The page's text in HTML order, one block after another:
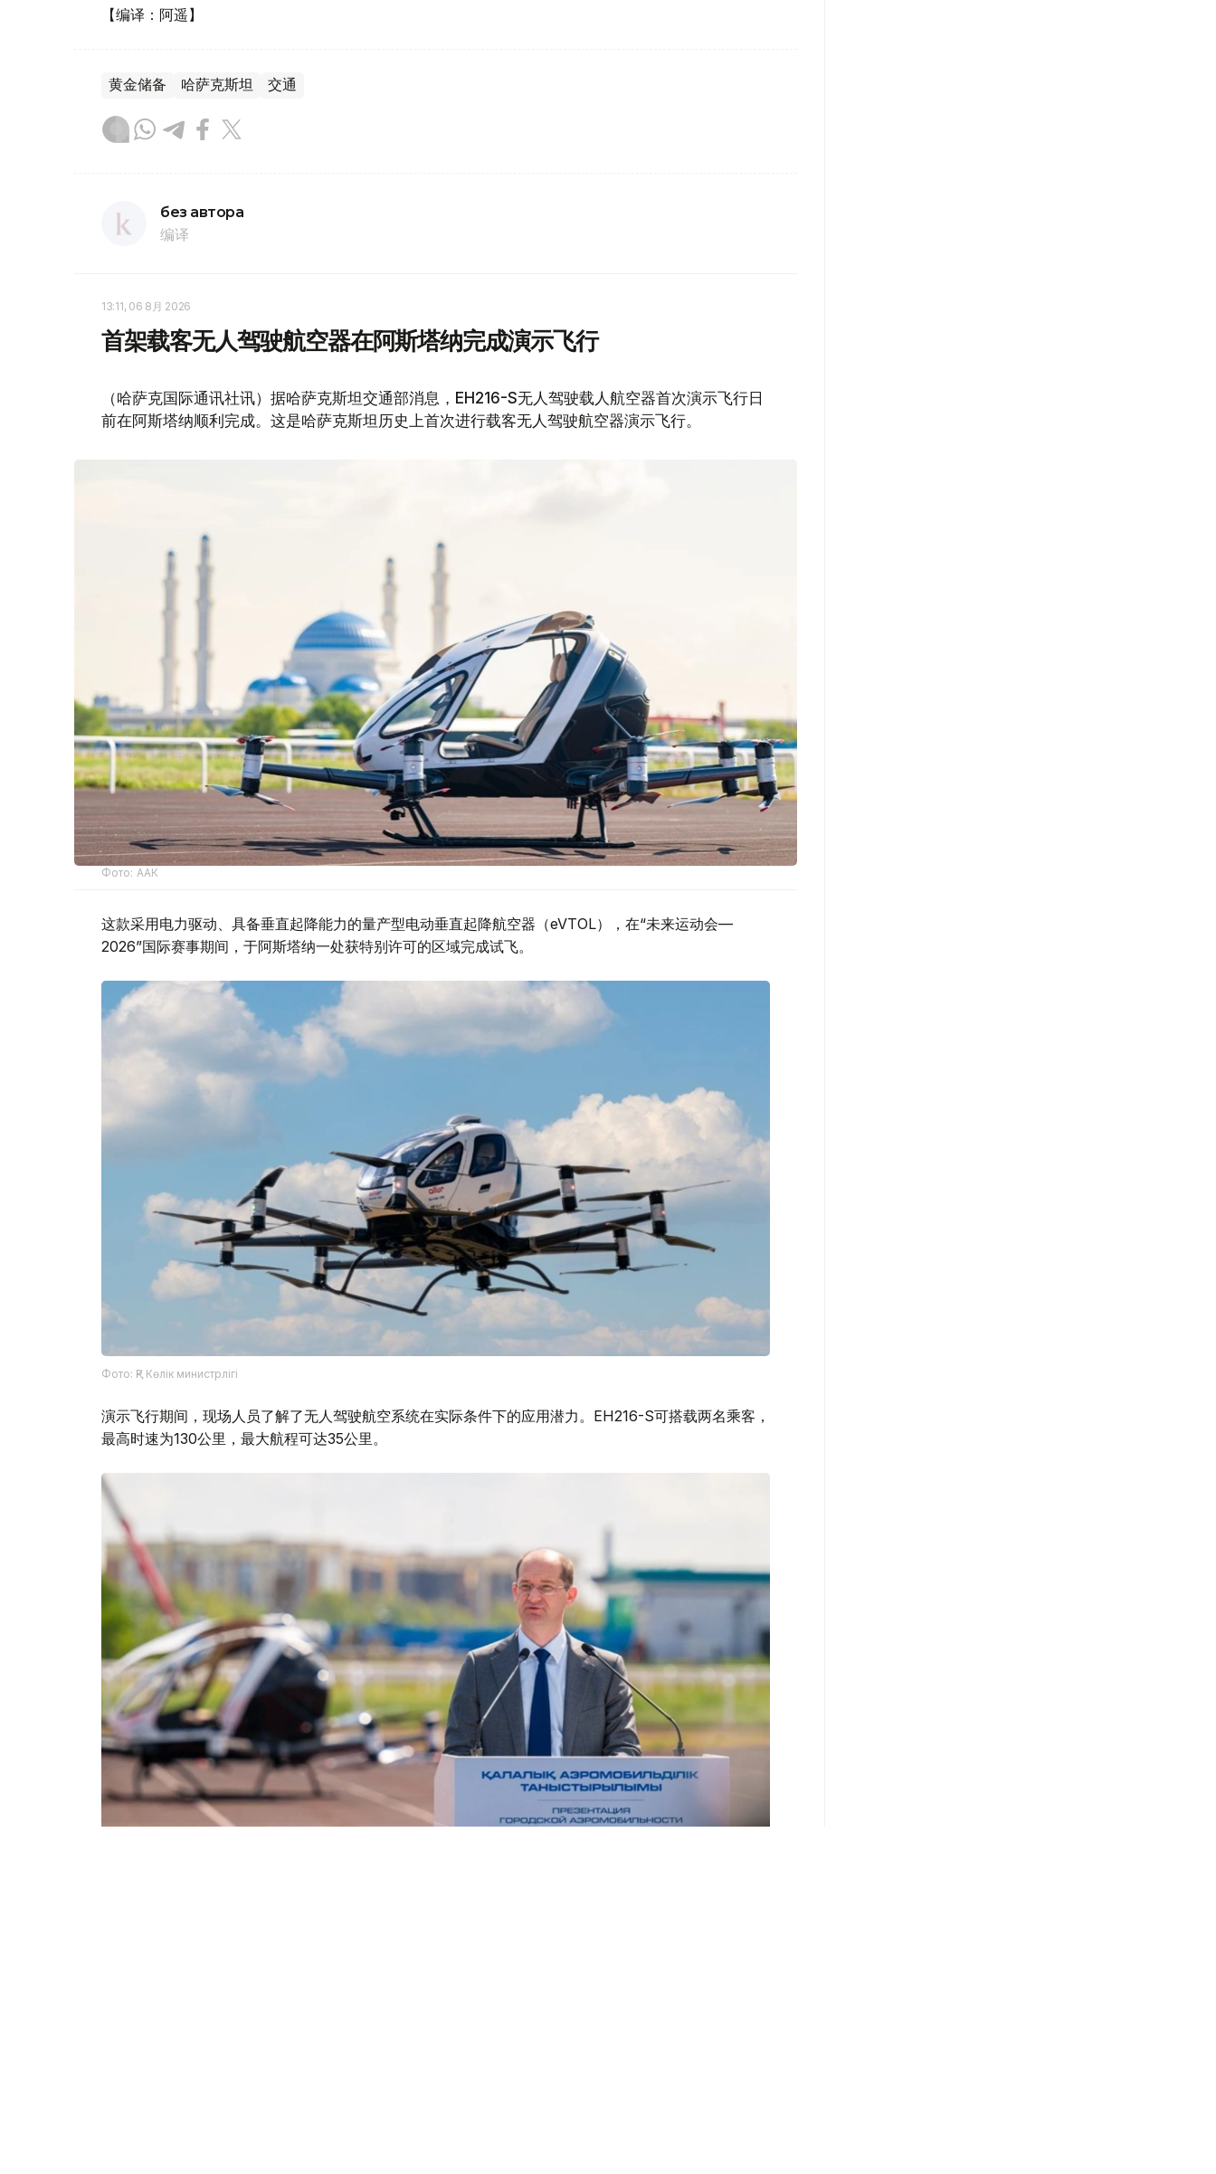
【编译：阿遥】
黄金储备 哈萨克斯坦 交通
без автора
编译
13:11, 06 8月 2026
首架载客无人驾驶航空器在阿斯塔纳完成演示飞行
（哈萨克国际通讯社讯）据哈萨克斯坦交通部消息，EH216-S无人驾驶载人航空器首次演示飞行日
前在阿斯塔纳顺利完成。这是哈萨克斯坦历史上首次进行载客无人驾驶航空器演示飞行。
Фото: ААК
这款采用电力驱动、具备垂直起降能力的量产型电动垂直起降航空器（eVTOL），在“未来运动会—
2026”国际赛事期间，于阿斯塔纳一处获特别许可的区域完成试飞。
Фото: ҚР Көлік министрлігі
演示飞行期间，现场人员了解了无人驾驶航空系统在实际条件下的应用潜力。EH216-S可搭载两名乘客，
最高时速为130公里，最大航程可达35公里。